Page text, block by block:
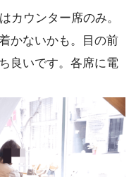
カウンター席のみ。
かないかも。目の前
良いです。各席に電